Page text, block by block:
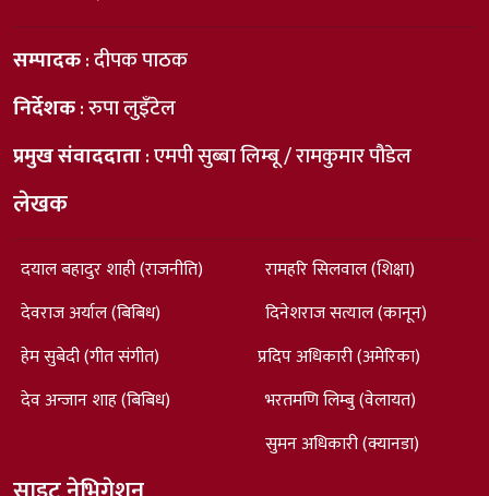
सम्पादक: दीपक पाठक
निर्देशक: रुपा लुइँटेल
प्रमुख संवाददाता: एमपी सुब्बा लिम्बू / रामकुमार पौडेल
लेखक
दयाल बहादुर शाही (राजनीति)
देवराज अर्याल (बिबिध)
हेम सुबेदी (गीत संगीत)
देव अन्जान शाह (बिबिध)
रामहरि सिलवाल (शिक्षा)
दिनेशराज सत्याल (कानून)
प्रदिप अधिकारी (अमेरिका)
भरतमणि लिम्बु (वेलायत)
सुमन अधिकारी (क्यानडा)